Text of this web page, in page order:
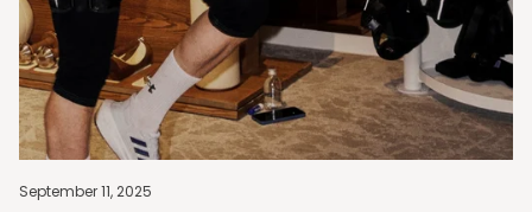
September 11, 2025